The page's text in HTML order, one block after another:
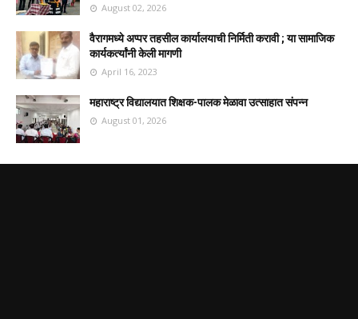
August 02, 2026
वैरागमध्ये अप्पर तहसील कार्यालयाची निर्मिती करावी ; या सामाजिक
कार्यकर्त्यांनी केली मागणी
April 16, 2023
महाराष्ट्र विद्यालयात शिक्षक-पालक मेळावा उत्साहात संपन्न
August 01, 2026